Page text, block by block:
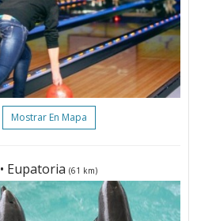
Mostrar En Mapa
• Eupatoria (61 km)